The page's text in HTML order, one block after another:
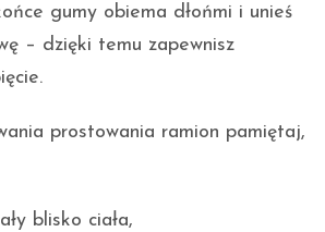
gumy obiema dłońmi i unieś
– dzięki temu zapewnisz
prostowania ramion pamiętaj,
blisko ciała,